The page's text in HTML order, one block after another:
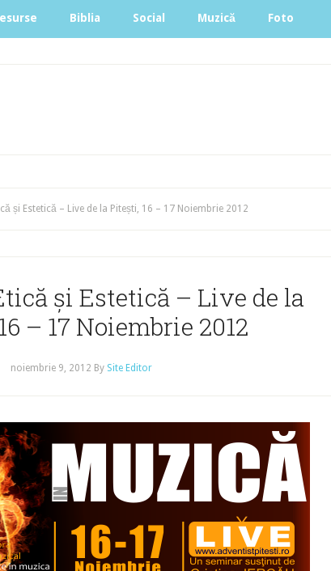
Biblia Social Muzică Foto
și Estetică – Live de la Pitești, 16 – 17 Noiembrie 2012
și Estetică – Live de la
– 17 Noiembrie 2012
noiembrie 9, 2012 By Site Editor